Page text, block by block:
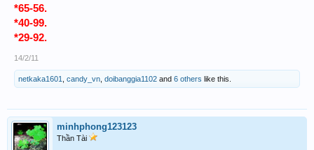
*65-56.
*40-99.
*29-92.
14/2/11
netkaka1601 candy_vn doibanggia1102 and 6 others like this.
minhphong123123
Thần Tài